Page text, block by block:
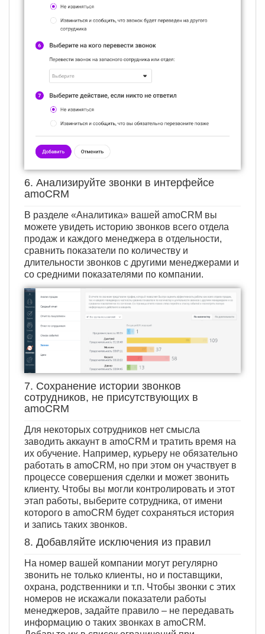
6. Анализируйте звонки в интерфейсе
amoCRM
В разделе «Аналитика» вашей amoCRM вы
можете увидеть историю звонков всего отдела
продаж и каждого менеджера в отдельности,
сравнить показатели по количеству и
длительности звонков с другими менеджерами и
со средними показателями по компании.
7. Сохранение истории звонков
сотрудников, не присутствующих в
amoCRM
Для некоторых сотрудников нет смысла
заводить аккаунт в amoCRM и тратить время на
их обучение. Например, курьеру не обязательно
работать в amoCRM, но при этом он участвует в
процессе совершения сделки и может звонить
клиенту. Чтобы вы могли контролировать и этот
этап работы, выберите сотрудника, от имени
которого в amoCRM будет сохраняться история
и запись таких звонков.
8. Добавляйте исключения из правил
На номер вашей компании могут регулярно
звонить не только клиенты, но и поставщики,
охрана, родственники и т.п. Чтобы звонки с этих
номеров не искажали показатели работы
менеджеров, задайте правило – не передавать
информацию о таких звонках в amoCRM.